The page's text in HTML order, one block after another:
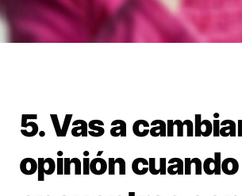
5. Vas a
opinión